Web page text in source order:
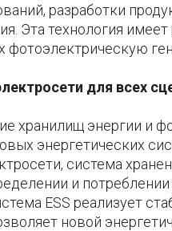
разработки
Эта технология
для всех
хранилищ энергии и
энергетических
система
и
ESS реализует
новой